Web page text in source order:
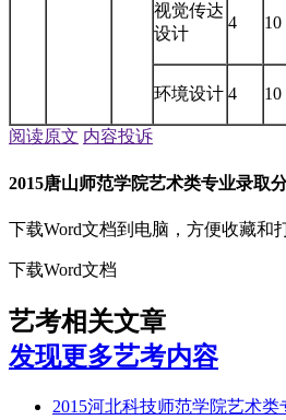
视觉传达
设计
4 10
环境设计 4 10
阅读原文 内容投诉
2015唐山师范学院艺术类专业录取
下载Word文档到电脑，方便收藏和
下载Word文档
艺考相关文章
发现更多艺考内容
2015河北科技师范学院艺术